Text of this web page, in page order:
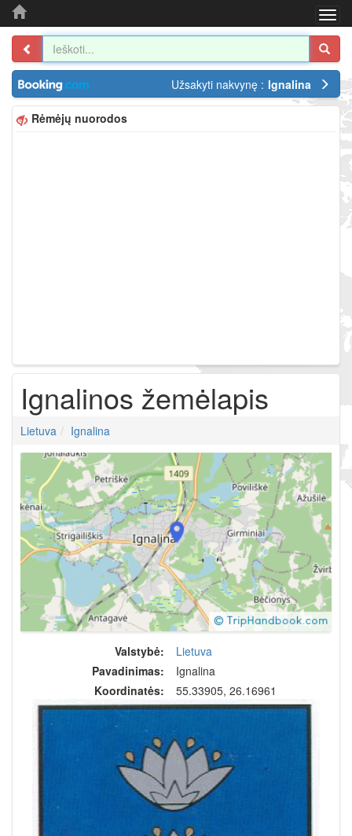
Užsakyti nakvynę : Ignalina
Rėmėjų nuorodos
Ignalinos žemėlapis
Lietuva Ignalina
Valstybė:
Lietuva
Pavadinimas:
Ignalina
Koordinatės:
55.33905, 26.16961